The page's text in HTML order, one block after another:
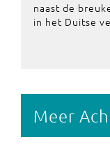
naast de
in het Duitse
Meer